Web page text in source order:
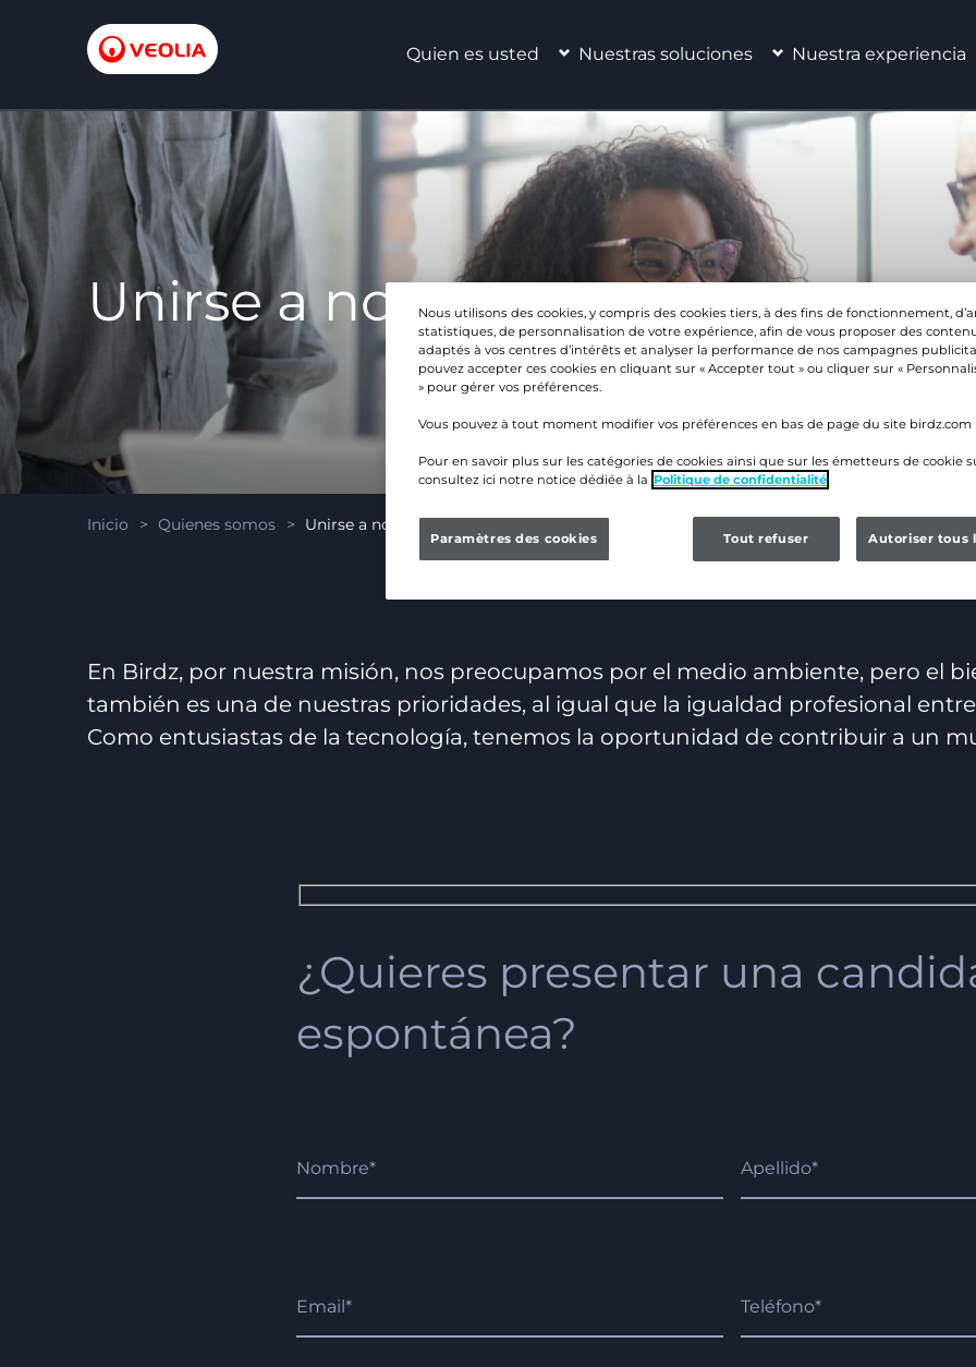
Quien es usted Nuestras soluciones Nuestra experiencia
Unirse a nosotros
Inicio > Quienes somos > Unirse a nosotros
En Birdz, por nuestra misión, nos preocupamos por el medio ambiente, pero el
también es una de nuestras prioridades, al igual que la igualdad profesional
Como entusiastas de la tecnología, tenemos la oportunidad de contribuir a un
¿Quieres presentar una
espontánea?
Nous utilisons des cookies, y compris des cookies tiers, à des fins de fonctionnement,
statistiques, de personnalisation de votre expérience, afin de vous proposer des
adaptés à vos centres d’intérêts et analyser la performance de nos campagnes
pouvez accepter ces cookies en cliquant sur « Accepter tout » ou cliquer sur «
» pour gérer vos préférences.
Vous pouvez à tout moment modifier vos préférences en bas de page du site birdz.com
Pour en savoir plus sur les catégories de cookies ainsi que sur les émetteurs de cookie
consultez ici notre notice dédiée à la Politique de confidentialité
Tout refuser Autoriser tous
Paramètres des cookies